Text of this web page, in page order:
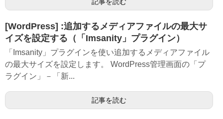
[WordPress] :追加するメディアファイルの最大サ
イズを設定する（「Imsanity」プラグイン）
「Imsanity」プラグインを使い追加するメディアファイル
の最大サイズを設定します。 WordPress管理画面の「プ
ラグイン」－「新...
記事を読む